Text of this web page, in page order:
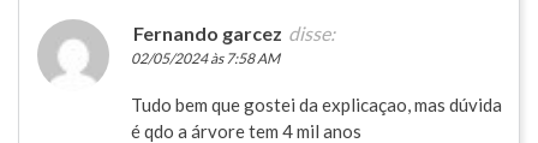
Fernando garcez disse:
02/05/2024 às 7:58 AM
Tudo bem que gostei da explicaçao, mas dúvida
é qdo a árvore tem 4 mil anos